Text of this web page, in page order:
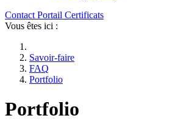
Contact Portail Certificats
Vous êtes ici :
Savoir-faire
FAQ
Portfolio
Portfolio